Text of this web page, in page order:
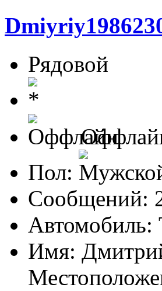
Рядовой
Пол:
Сообщений:
Автомобиль:
Имя: